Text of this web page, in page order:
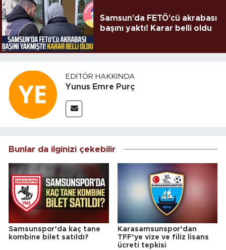
Samsun'da FETÖ'cü akrabası
başını yaktı! Karar belli oldu
EDITÖR HAKKINDA
Yunus Emre Purç
Bunlar da ilginizi çekebilir
Samsunspor’da kaç tane
kombine bilet satıldı?
Karasamsunspor’dan
TFF’ye vize ve filiz lisans
ücreti tepkisi